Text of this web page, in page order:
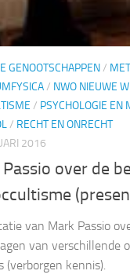
GENOOTSCHAPPEN/
/ NWO NIEUWE
/ PSYCHOLOGIE EN
/ RECHT EN ONRECHT
2016
over de
van Mark Passio
van verschillende
(verborgen kennis).